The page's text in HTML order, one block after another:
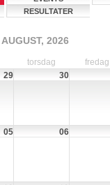
RESULTATER
AUGUST, 2026
torsdag
fredag
29 30
05 06